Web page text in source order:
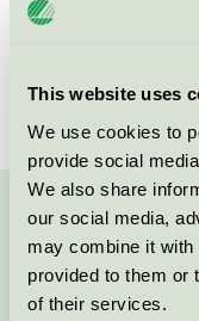
This website uses
We use cookies to
provide social
We also share
our social media,
may combine it with
provided to them or
of their services.
Spa,
Kontakta oss på